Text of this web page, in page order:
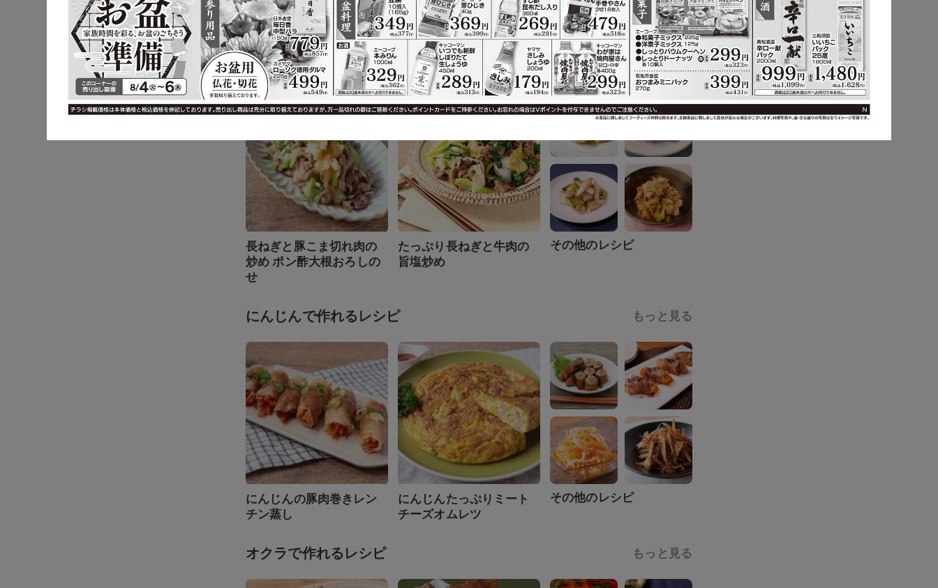
キャベツと豚バラ肉のう
ま煮
簡単で美味しい 豚バラと
キャベツの中華炒め
その他のレシピ
長ねぎで作れるレシピ もっと見る
長ねぎと豚こま切れ肉の
炒め ポン酢大根おろしの
せ
たっぷり長ねぎと牛肉の
旨塩炒め
その他のレシピ
にんじんで作れるレシピ もっと見る
にんじんの豚肉巻きレン
チン蒸し
にんじんたっぷりミート
チーズオムレツ
その他のレシピ
オクラで作れるレシピ もっと見る